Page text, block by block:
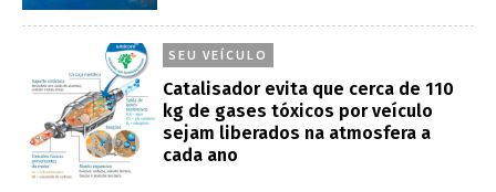
SEU VEÍCULO
Catalisador evita que cerca de 110
kg de gases tóxicos por veículo
sejam liberados na atmosfera a
cada ano